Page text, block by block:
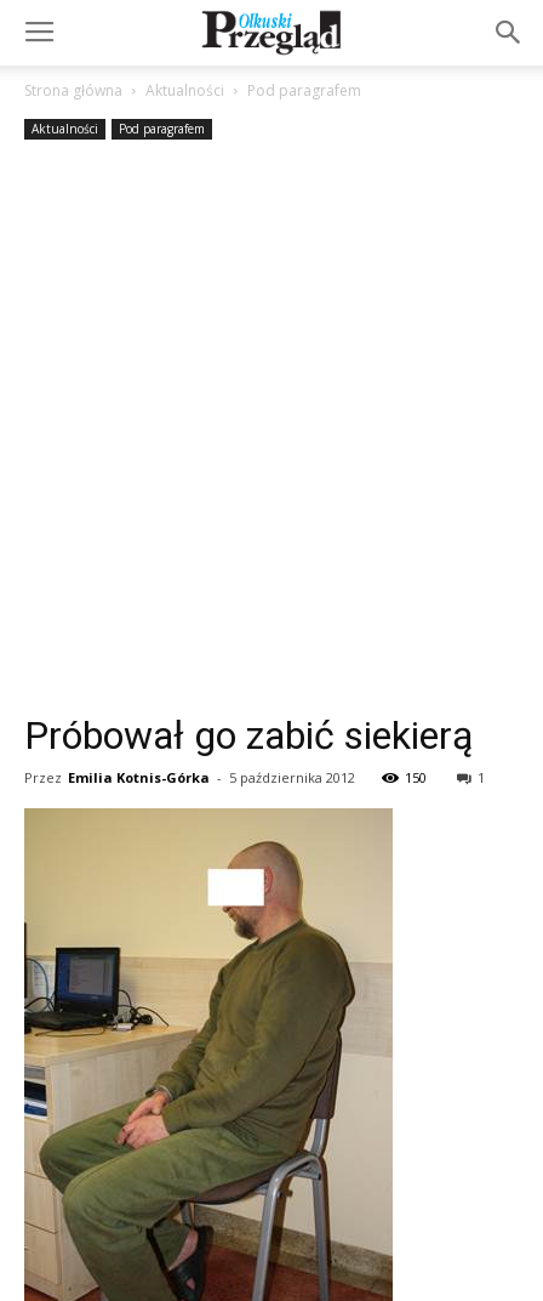
Strona główna Aktualności Pod paragrafem
Aktualności Pod paragrafem
Próbował go zabić siekierą
Przez Emilia Kotnis-Górka - 5 października 2012 150 1